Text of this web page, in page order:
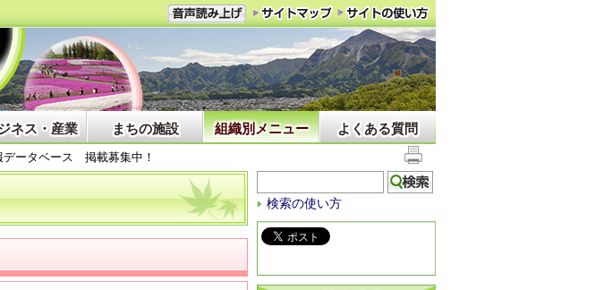
ネス・産業 まちの施設 組織別メニュー よくある質問
データベース 掲載募集中！
検索の使い方